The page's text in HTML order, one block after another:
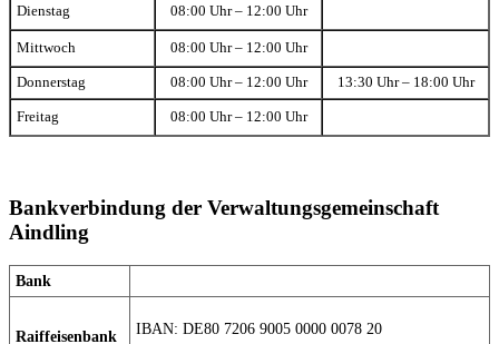
Dienstag 08:00 Uhr – 12:00 Uhr
Mittwoch 08:00 Uhr – 12:00 Uhr
Donnerstag 08:00 Uhr – 12:00 Uhr 13:30 Uhr – 18:00 Uhr
Freitag 08:00 Uhr – 12:00 Uhr
Bankverbindung der Verwaltungsgemeinschaft
Aindling
Bank
Raiffeisenbank IBAN: DE80 7206 9005 0000 0078 20